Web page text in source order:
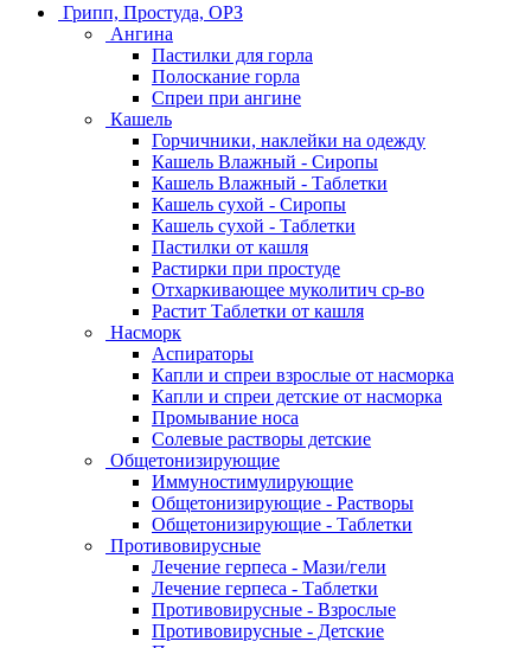
Грипп, Простуда, ОРЗ
Ангина
Пастилки для горла
Полоскание горла
Спреи при ангине
Кашель
Горчичники, наклейки на одежду
Кашель Влажный - Сиропы
Кашель Влажный - Таблетки
Кашель сухой - Сиропы
Кашель сухой - Таблетки
Пастилки от кашля
Растирки при простуде
Отхаркивающее муколитич ср-во
Растит Таблетки от кашля
Насморк
Аспираторы
Капли и спреи взрослые от насморка
Капли и спреи детские от насморка
Промывание носа
Солевые растворы детские
Общетонизирующие
Иммуностимулирующие
Общетонизирующие - Растворы
Общетонизирующие - Таблетки
Противовирусные
Лечение герпеса - Мази/гели
Лечение герпеса - Таблетки
Противовирусные - Взрослые
Противовирусные - Детские